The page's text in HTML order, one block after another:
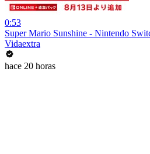
0:53
Super Mario Sunshine - Nintendo
Vidaextra
hace 20 horas